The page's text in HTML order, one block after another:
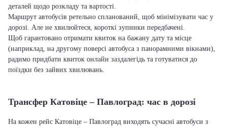
деталей щодо розкладу та вартості.
Маршрут автобусів ретельно спланований, щоб мінімізувати час у
дорозі. Але не хвилюйтеся, короткі зупинки передбачені.
Щоб гарантовано отримати квиток на бажану дату та місце
(наприклад, на другому поверсі автобуса з панорамними вікнами),
радимо придбати квиток онлайн заздалегідь та готуватися до
поїздки без зайвих хвилювань.
Трансфер Катовіце – Павлоград: час в дорозі
На кожен рейс Катовіце – Павлоград виходять сучасні автобуси з